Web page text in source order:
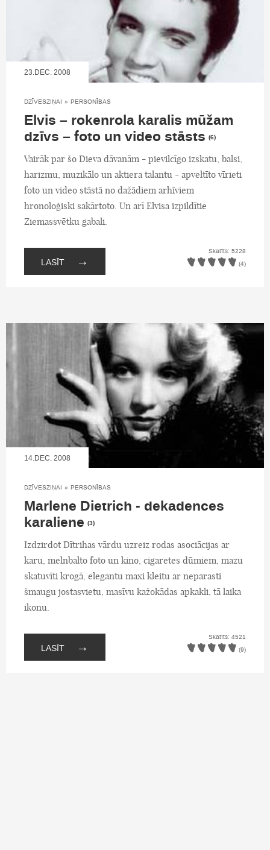
23.DEC, 2008
DZĪVESZIŅAI » PERSONĪBAS
Elvis – rokenrola karalis mūžam
dzīvs – foto un video stāsts (6)
Vairāk par šo Dieva dāvanām - pievilcīgo izskatu, balsi,
harizmu, muzikālo un aktiera talantu - apveltīto vīrieti
foto un video stāstā no dažādiem arhīviem
hronoloģiski sakārtoto. Un arī Elvisa izpildītie
Ziemassvētku gabali.
LASĪT →
Skatīts: 5228
(4)
14.DEC, 2008
DZĪVESZIŅAI » PERSONĪBAS
Marlene Dietrich - dekadences
karaliene (3)
Izdzirdot Dītrihas vārdu uzreiz rodas asociācijas ar
karu, melnbalto foto un kino, cigaretes dūmiem, mazu
skatuvīti krogā, elegantu maxi kleitu ar neparasti
šmaugu jostasvietu, masīvu kažokādas apkakli, tā laika
ikonu.
LASĪT →
Skatīts: 4521
(9)